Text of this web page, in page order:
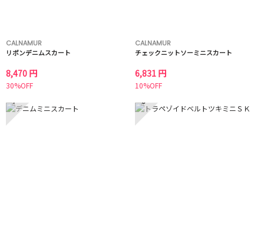
CALNAMUR
リボンデニムスカート
8,470 円
30%OFF
CALNAMUR
チェックニットソーミニスカート
6,831 円
10%OFF
7 8